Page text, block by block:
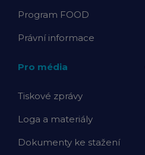
Program FOOD
Právní informace
Pro média
Tiskové zprávy
Loga a materiály
Dokumenty ke stažení